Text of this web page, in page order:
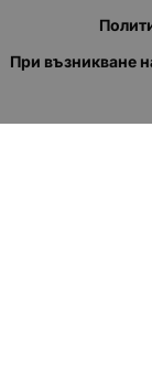
При възникване